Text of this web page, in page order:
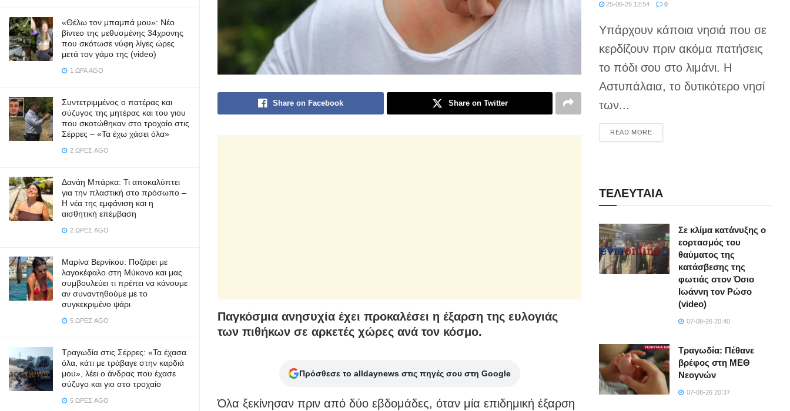
«Θέλω τον μπαμπά μου»: Νέο
βίντεο της μεθυσμένης 34χρονης
που σκότωσε νύφη λίγες ώρες
μετά τον γάμο της (video)
1 ΏΡΑ AGO
Συντετριμμένος ο πατέρας και
σύζυγος της μητέρας και του γιου
που σκοτώθηκαν στο τροχαίο στις
Σέρρες – «Τα έχω χάσει όλα»
2 ΏΡΕΣ AGO
Δανάη Μπάρκα: Τι αποκαλύπτει
για την πλαστική στο πρόσωπο –
Η νέα της εμφάνιση και η
αισθητική επέμβαση
2 ΏΡΕΣ AGO
Μαρίνα Βερνίκου: Ποζάρει με
λαγοκέφαλο στη Μύκονο και μας
συμβουλεύει τι πρέπει να κάνουμε
αν συναντηθούμε με το
συγκεκριμένο ψάρι
5 ΏΡΕΣ AGO
Τραγωδία στις Σέρρες: «Τα έχασα
όλα, κάτι με τράβαγε στην καρδιά
μου», λέει ο άνδρας που έχασε
σύζυγο και γιο στο τροχαίο
5 ΏΡΕΣ AGO
Share on Facebook Share on Twitter
Παγκόσμια ανησυχία έχει προκαλέσει η έξαρση της ευλογιάς
των πιθήκων σε αρκετές χώρες ανά τον κόσμο.
Πρόσθεσε το alldaynews στις πηγές σου στη Google
Όλα ξεκίνησαν πριν από δύο εβδομάδες, όταν μία επιδημική έξαρση
25-06-26 12:54 0
Υπάρχουν κάποια νησιά που σε
κερδίζουν πριν ακόμα πατήσεις
το πόδι σου στο λιμάνι. Η
Αστυπάλαια, το δυτικότερο νησί
των...
READ MOREDETAILS
ΤΕΛΕΥΤΑΙΑ
Σε κλίμα κατάνυξης ο
εορτασμός του
θαύματος της
κατάσβεσης της
φωτιάς στον Όσιο
Ιωάννη τον Ρώσο
(video)
07-08-26 20:40
Τραγωδία: Πέθανε
βρέφος στη ΜΕΘ
Νεογνών
07-08-26 20:37